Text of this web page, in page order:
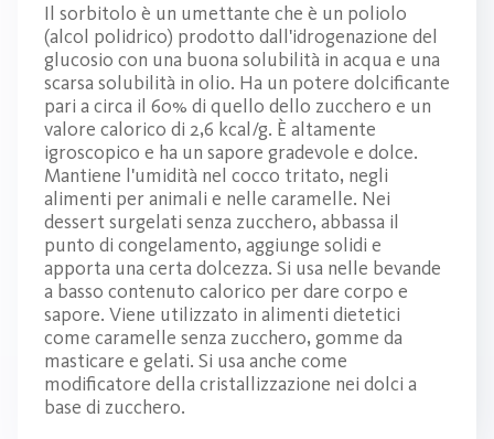
Il sorbitolo è un umettante che è un poliolo
(alcol polidrico) prodotto dall'idrogenazione del
glucosio con una buona solubilità in acqua e una
scarsa solubilità in olio. Ha un potere dolcificante
pari a circa il 60% di quello dello zucchero e un
valore calorico di 2,6 kcal/g. È altamente
igroscopico e ha un sapore gradevole e dolce.
Mantiene l'umidità nel cocco tritato, negli
alimenti per animali e nelle caramelle. Nei
dessert surgelati senza zucchero, abbassa il
punto di congelamento, aggiunge solidi e
apporta una certa dolcezza. Si usa nelle bevande
a basso contenuto calorico per dare corpo e
sapore. Viene utilizzato in alimenti dietetici
come caramelle senza zucchero, gomme da
masticare e gelati. Si usa anche come
modificatore della cristallizzazione nei dolci a
base di zucchero.